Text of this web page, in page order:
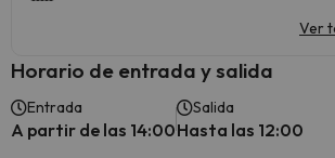
Ver
Horario de entrada y salida
Entrada
A partir de las 14:00
Salida
Hasta las 12:00